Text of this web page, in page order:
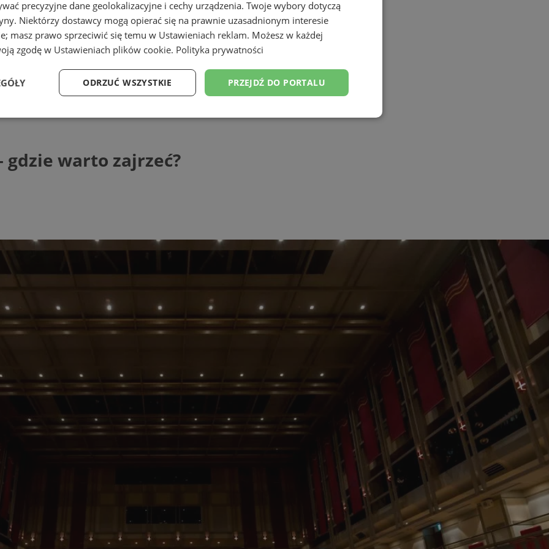
warto zajrzeć?
gdzie warto zajrzeć?
precyzyjne dane geolokalizacyjne i cechy urządzenia. Twoje wybory dotyczą
Niektórzy dostawcy mogą opierać się na prawnie uzasadnionym interesie
masz prawo sprzeciwić się temu w Ustawieniach reklam. Możesz w każdej
zgodę w Ustawieniach plików cookie. Polityka prywatności
PRZEJDŹ DO PORTALU
ODRZUĆ WSZYSTKIE
Wydajność Targetowanie Funkcjonalność Niesklasyfikowane
niezbędnych plików cookie nie można prawidłowo korzystać ze strony internetowej.
Ten plik cookie przechowuje identyfikator sesji.
rudaslaska.com.pl 1 rok
Ten plik cookie przechowuje identyfikator sesji.
internetową lub interakcji z jej usług.
Cloudflare Inc.
30 minut
Ten plik cookie służy do rozróżniania ludzi i botów.
korzystania z jej witryny internetowej.
Cloudflare Inc.
29 minut 59
Ten plik cookie służy do rozróżniania ludzi i botów.
umożliwia tworzenie ważnych raportów na temat
ustawienia prywatności, zapewniając, że ich
preferencje zostaną uhonorowane w przyszłych
4 tygodnie 2 dni
Ten plik cookie jest używany przez usługę Cookie-